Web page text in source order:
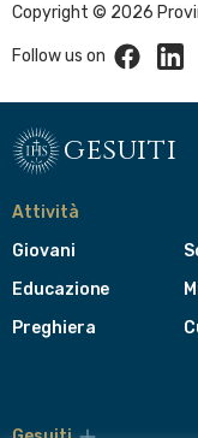
Copyright © 2026
Follow us on Facebook
gesuiti
Attività
Giovani
Educazione
Preghiera